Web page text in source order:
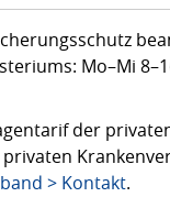
Mo–Mi
der
privaten
> Kontakt.